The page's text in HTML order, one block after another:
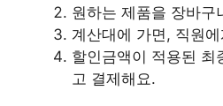
원하는 제품을 장바구
계산대에 가면, 직원
할인금액이 적용된 최
고 결제해요.